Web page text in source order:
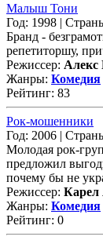
Малыш Тони
Год: 1998 |
Бранд -
репетиторшу,
Режиссер: Алекс
Жанры: Комедия
Рейтинг: 83
Рок-мошенники
Год: 2006 |
Молодая рок-
предложил
почему бы не
Режиссер: Карел
Жанры: Комедия
Рейтинг: 0